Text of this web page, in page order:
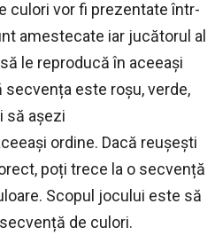
culori vor fi prezentate într-
amestecate iar jucătorul al
le reproducă în aceeași
secvența este roșu, verde,
să așezi
ordine. Dacă reușești
poți trece la o secvență
Scopul jocului este să
de culori.